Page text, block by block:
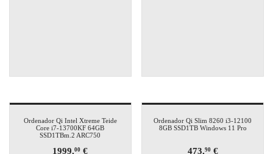
Ordenador Qi Intel Xtreme Teide
Core i7-13700KF 64GB
SSD1TBm.2 ARC750
1999,00 €
Ordenador Qi Slim 8260 i3-12100
8GB SSD1TB Windows 11 Pro
473,90€